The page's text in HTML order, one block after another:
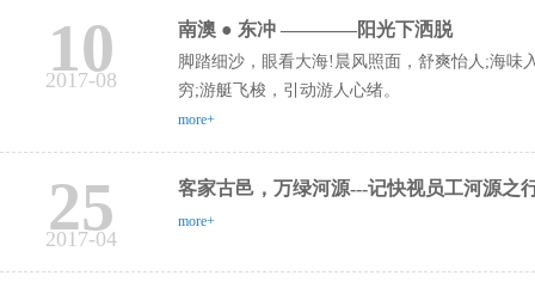
10
2017-08
南澳 ● 东冲 ————阳光下洒脱
脚踏细沙，眼看大海!晨风照面，舒爽怡人;海味
穷;游艇飞梭，引动游人心绪。
more+
25
2017-04
客家古邑，万绿河源---记快视员工河源之
more+